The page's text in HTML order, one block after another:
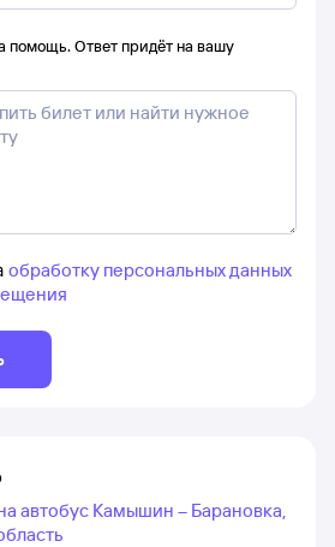
помощь. Ответ придёт на вашу
обработку персональных данных
автобус Камышин – Барановка,